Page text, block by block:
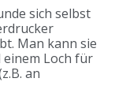
sich selbst
Man kann sie
Loch für
an